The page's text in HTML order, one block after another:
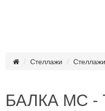
Стеллажи
БАЛКА МС -